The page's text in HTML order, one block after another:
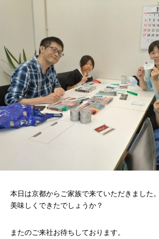
本日は京都からご家族で来ていただきました。
美味しくできたでしょうか？
またのご来社お待ちしております。